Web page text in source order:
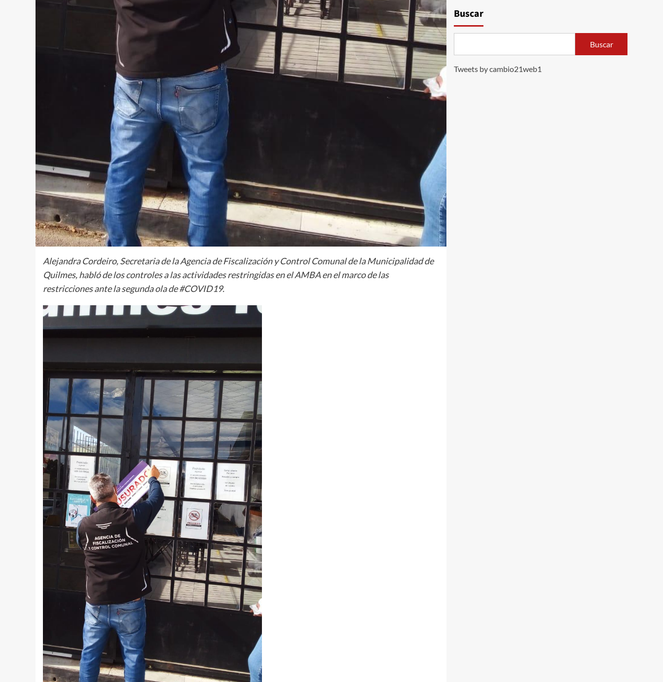
Alejandra Cordeiro, Secretaria de la Agencia de Fiscalización y Control Comunal de la Municipalidad de
Quilmes, habló de los controles a las actividades restringidas en el AMBA en el marco de las
restricciones ante la segunda ola de #COVID19.
Buscar
Buscar
Tweets by cambio21web1